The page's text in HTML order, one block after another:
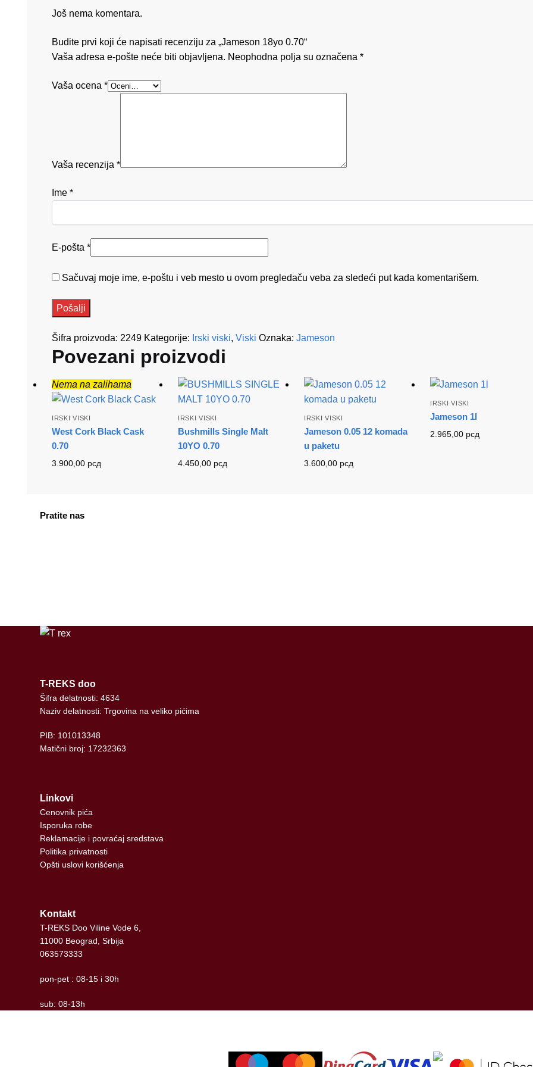
Još nema komentara.
Budite prvi koji će napisati recenziju za „Jameson 18yo 0.70“
Vaša adresa e-pošte neće biti objavljena. Neophodna polja su označena *
Vaša ocena *
Vaša recenzija *
Ime *
E-pošta *
Sačuvaj moje ime, e-poštu i veb mesto u ovom pregledaču veba za sledeći put kada komentarišem.
Šifra proizvoda: 2249 Kategorije: Irski viski, Viski Oznaka: Jameson
Povezani proizvodi
Nema na zalihama
IRSKI VISKI
West Cork Black Cask
0.70
3.900,00 рсд
IRSKI VISKI
Bushmills Single Malt
10YO 0.70
4.450,00 рсд
IRSKI VISKI
Jameson 0.05 12 komada
u paketu
3.600,00 рсд
IRSKI VISKI
Jameson 1l
2.965,00 рсд
Pratite nas
T-REKS doo
Šifra delatnosti: 4634
Naziv delatnosti: Trgovina na veliko pićima
PIB: 101013348
Matični broj: 17232363
Linkovi
Cenovnik pića
Isporuka robe
Reklamacije i povraćaj sredstava
Politika privatnosti
Opšti uslovi korišćenja
Kontakt
T-REKS Doo Viline Vode 6,
11000 Beograd, Srbija
063573333
pon-pet : 08-15 i 30h
sub: 08-13h